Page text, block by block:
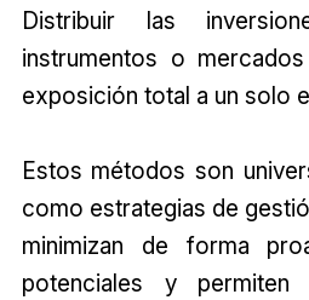
Distribuir las
instrumentos o
exposición total a un solo
Estos métodos son
como estrategias de
minimizan de forma
potenciales y